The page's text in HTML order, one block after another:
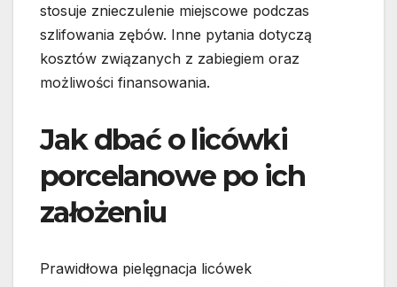
stosuje znieczulenie miejscowe podczas
szlifowania zębów. Inne pytania dotyczą
kosztów związanych z zabiegiem oraz
możliwości finansowania.
Jak dbać o licówki
porcelanowe po ich
założeniu
Prawidłowa pielęgnacja licówek